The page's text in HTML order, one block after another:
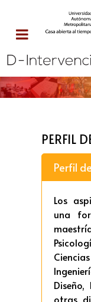
PERFIL
Perfil
Los
una
otras